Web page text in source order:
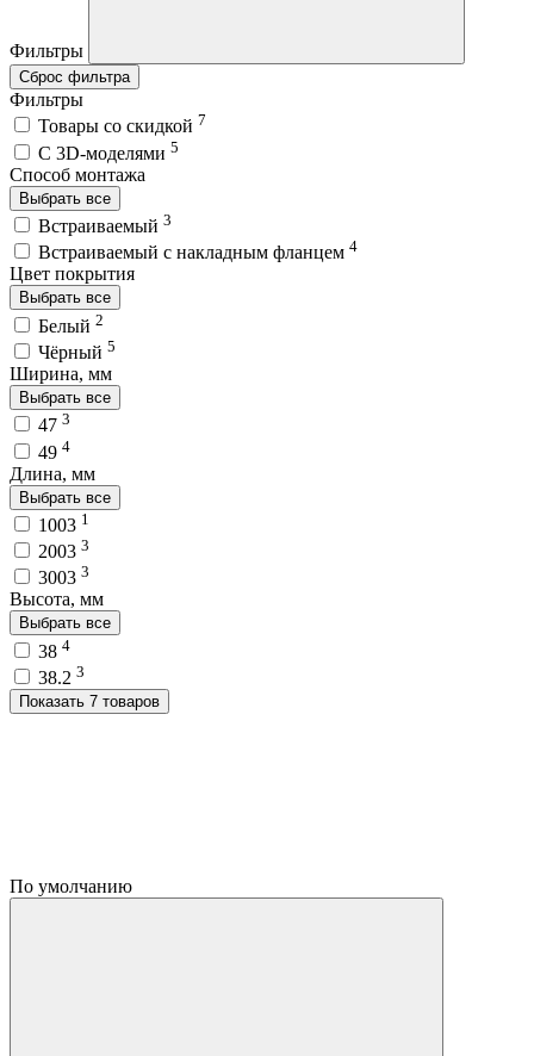
Фильтры
Сброс фильтра
Фильтры
Товары со скидкой 7
C 3D-моделями 5
Способ монтажа
Выбрать все
Встраиваемый 3
Встраиваемый с накладным фланцем 4
Цвет покрытия
Выбрать все
Белый 2
Чёрный 5
Ширина, мм
Выбрать все
47 3
49 4
Длина, мм
Выбрать все
1003 1
2003 3
3003 3
Высота, мм
Выбрать все
38 4
38.2 3
Показать 7 товаров
По умолчанию